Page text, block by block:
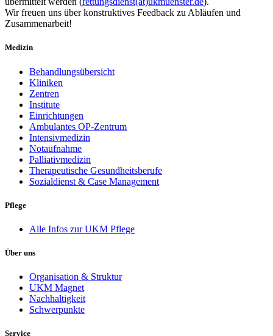
Wir freuen uns über konstruktives Feedback zu Abläufen und
Zusammenarbeit!
Medizin
Behandlungsübersicht
Kliniken
Zentren
Institute
Einrichtungen
Ambulantes OP-Zentrum
Intensivmedizin
Notaufnahme
Palliativmedizin
Therapeutische Gesundheitsberufe
Sozialdienst & Case Management
Pflege
Alle Infos zur UKM Pflege
Über uns
Organisation & Struktur
UKM Magnet
Nachhaltigkeit
Schwerpunkte
Service